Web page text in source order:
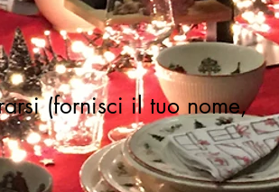
(fornisci il tuo nome,